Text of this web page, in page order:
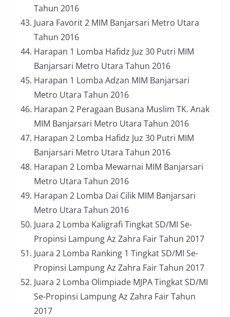
Tahun 2016
Juara Favorit 2 MIM Banjarsari Metro Utara
Tahun 2016
Harapan 1 Lomba Hafidz Juz 30 Putri MIM
Banjarsari Metro Utara Tahun 2016
Harapan 1 Lomba Adzan MIM Banjarsari
Metro Utara Tahun 2016
Harapan 2 Peragaan Busana Muslim TK. Anak
MIM Banjarsari Metro Utara Tahun 2016
Harapan 2 Lomba Hafidz Juz 30 Putri MIM
Banjarsari Metro Utara Tahun 2016
Harapan 2 Lomba Mewarnai MIM Banjarsari
Metro Utara Tahun 2016
Harapan 2 Lomba Dai Cilik MIM Banjarsari
Metro Utara Tahun 2016
Juara 2 Lomba Kaligrafi Tingkat SD/MI Se-
Propinsi Lampung Az Zahra Fair Tahun 2017
Juara 2 Lomba Ranking 1 Tingkat SD/MI Se-
Propinsi Lampung Az Zahra Fair Tahun 2017
Juara 2 Lomba Olimpiade MJPA Tingkat SD/MI
Se-Propinsi Lampung Az Zahra Fair Tahun
2017